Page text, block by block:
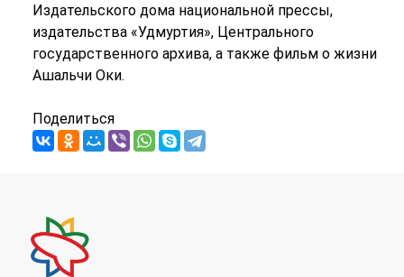
Издательского дома национальной прессы,
издательства «Удмуртия», Центрального
государственного архива, а также фильм о жизни
Ашальчи Оки.
Поделиться